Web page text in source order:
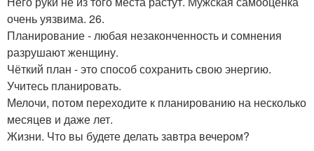
очень уязвима. 26.
Планирование - любая незаконченность и сомнения
разрушают женщину.
Чёткий план - это способ сохранить свою энергию.
Учитесь планировать.
Мелочи, потом переходите к планированию на несколько
месяцев и даже лет.
Жизни. Что вы будете делать завтра вечером?